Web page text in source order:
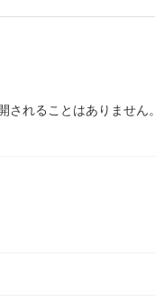
されることはありません。